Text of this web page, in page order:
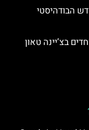
הבודהיסטי
בצ’יינה טאון